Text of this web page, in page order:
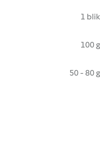
1 blik
100 g
50 - 80 g